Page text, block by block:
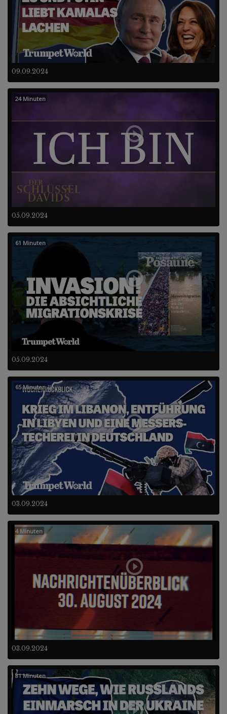
09.09.2024
05.09.2024
24 Minuten
05.09.2024
61 Minuten
03.09.2024
65 Minuten
03.09.2024
4 Minuten
81 Minuten